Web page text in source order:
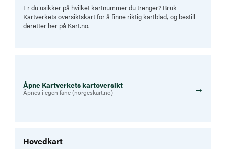
Er du usikker på hvilket kartnummer du trenger? Bruk
Kartverkets oversiktskart for å finne riktig kartblad, og bestill
deretter her på Kart.no.
Åpne Kartverkets kartoversikt
Åpnes i egen fane (norgeskart.no) →
Hovedkart